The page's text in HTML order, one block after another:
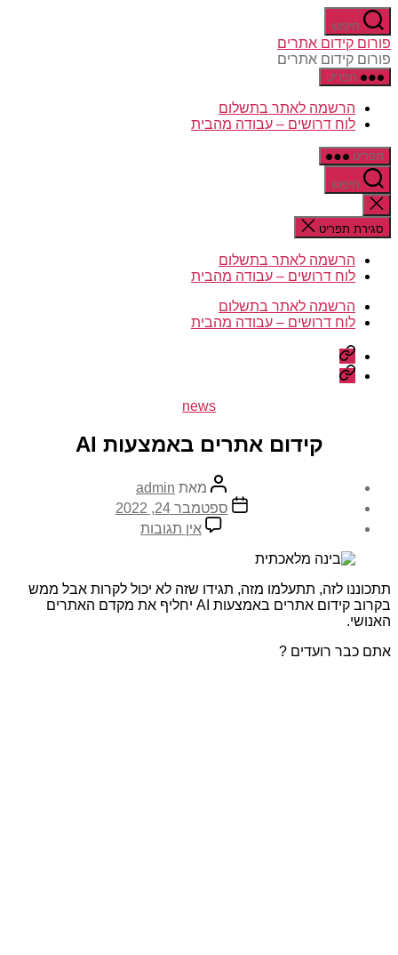
דלג
לתוכן חיפוש
פורום קידום אתרים
פורום קידום אתרים
תפריט
הרשמה לאתר בתשלום
לוח דרושים – עבודה מהבית
תפריט
חיפוש
סגירת
החיפוש
סגירת תפריט
הרשמה לאתר בתשלום
לוח דרושים – עבודה מהבית
הרשמה לאתר בתשלום
לוח דרושים – עבודה מהבית
הרשמה
לאתר
בתשלום
לוח
דרושים
קטגוריותnews
קידום אתרים באמצעות AI
המחבר
הפוסט
מאת admin
תאריך
פוסט
ספטמבר 24, 2022
אין תגובותעל
קידום
AI
תתכוננו לזה, תתעלמו מזה, תגידו שזה לא יכול לקרות אבל ממש
בקרוב קידום אתרים באמצעות AI יחליף את מקדם האתרים
האנושי.
אתם כבר רועדים ?